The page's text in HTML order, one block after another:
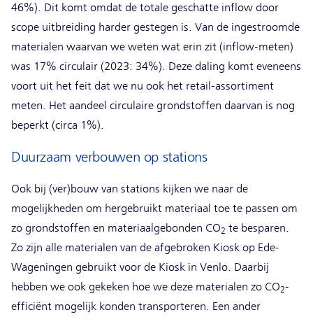
46%). Dit komt omdat de totale geschatte inflow door
scope uitbreiding harder gestegen is. Van de ingestroomde
materialen waarvan we weten wat erin zit (inflow-meten)
was 17% circulair (2023: 34%). Deze daling komt eveneens
voort uit het feit dat we nu ook het retail-assortiment
meten. Het aandeel circulaire grondstoffen daarvan is nog
beperkt (circa 1%).
Duurzaam verbouwen op stations
Ook bij (ver)bouw van stations kijken we naar de
mogelijkheden om hergebruikt materiaal toe te passen om
zo grondstoffen en materiaalgebonden CO2 te besparen.
Zo zijn alle materialen van de afgebroken Kiosk op Ede-
Wageningen gebruikt voor de Kiosk in Venlo. Daarbij
hebben we ook gekeken hoe we deze materialen zo CO2-
efficiënt mogelijk konden transporteren. Een ander